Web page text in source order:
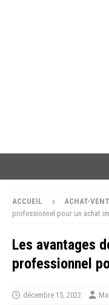
ACCUEIL ACHAT-
professionnel pour un achat
Les avantages
professionnel
décembre 15, 2022